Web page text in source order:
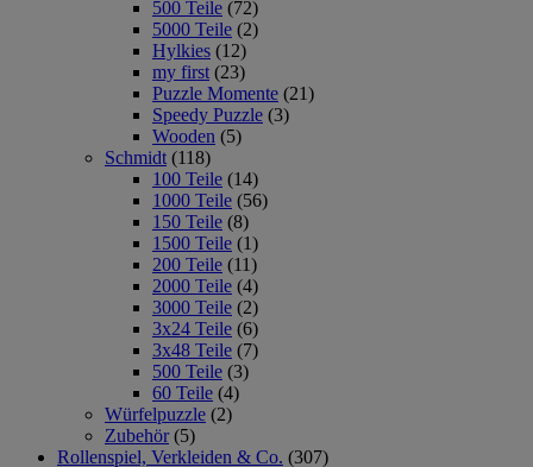
500 Teile (72)
5000 Teile (2)
Hylkies (12)
my first (23)
Puzzle Momente (21)
Speedy Puzzle (3)
Wooden (5)
Schmidt (118)
100 Teile (14)
1000 Teile (56)
150 Teile (8)
1500 Teile (1)
200 Teile (11)
2000 Teile (4)
3000 Teile (2)
3x24 Teile (6)
3x48 Teile (7)
500 Teile (3)
60 Teile (4)
Würfelpuzzle (2)
Zubehör (5)
Rollenspiel, Verkleiden & Co. (307)